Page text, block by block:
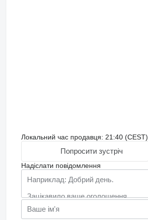
Локальний час продавця: 21:40 (CEST)
Попросити зустріч
Надіслати повідомлення